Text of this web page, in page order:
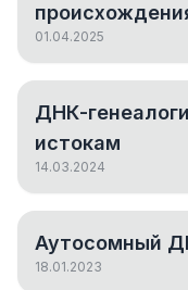
01.04.2025
ДНК-
истокам
14.03.2024
Аутосомный
18.01.2023